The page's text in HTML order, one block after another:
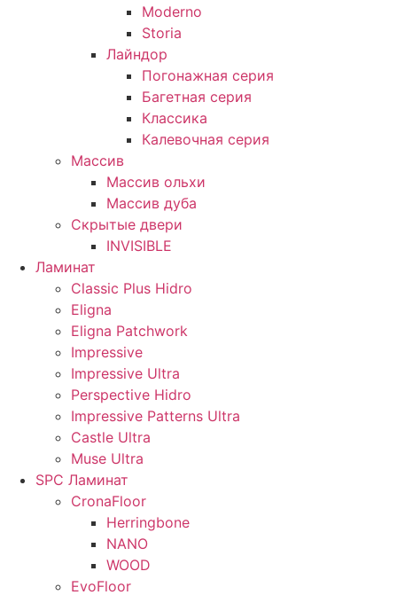
Moderno
Storia
Лайндор
Погонажная серия
Багетная серия
Классика
Калевочная серия
Массив
Массив ольхи
Массив дуба
Скрытые двери
INVISIBLE
Ламинат
Classic Plus Hidro
Eligna
Eligna Patchwork
Impressive
Impressive Ultra
Perspective Hidro
Impressive Patterns Ultra
Castle Ultra
Muse Ultra
SPC Ламинат
CronaFloor
Herringbone
NANO
WOOD
EvoFloor